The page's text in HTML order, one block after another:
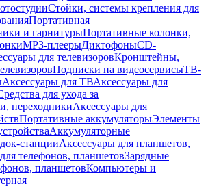
Стойки, системы крепления для
Портативная
и гарнитурыПортативные колонки,
MP3-плеерыДиктофоныCD-
для телевизоровКронштейны,
Подписки на видеосервисыТВ-
Аксессуары для ТВАксессуары для
для ухода за
переходникиАксессуары для
Портативные аккумуляторыЭлементы
Аккумуляторные
станцииАксессуары для планшетов,
телефонов, планшетовЗарядные
планшетовКомпьютеры и